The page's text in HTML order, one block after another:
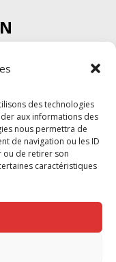
des technologies
aux informations des
nous permettra de
de navigation ou les ID
ou de retirer son
caractéristiques